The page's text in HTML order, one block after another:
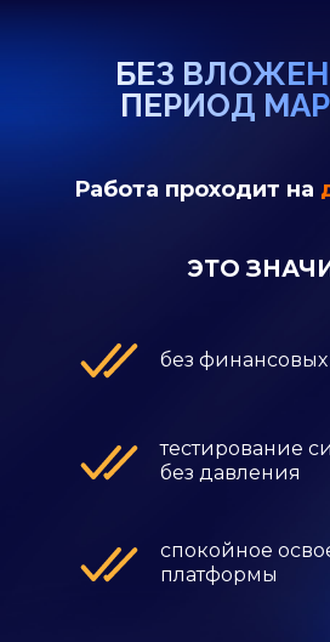
БЕЗ
ПЕРИОД
без
тестирование
без давления
спокойное
платформы
Работа проходит на
ЭТО